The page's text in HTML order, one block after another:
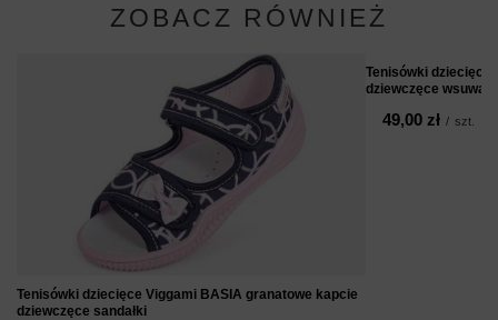
ZOBACZ RÓWNIEŻ
Tenisówki dziecięce Viggami BASIA granatowe kapcie
dziewczęce sandałki
Tenisówki dziecięce
dziewczęce
49,00 zł / szt.